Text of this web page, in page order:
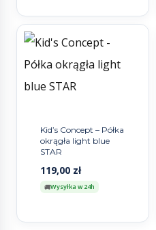
Kid’s Concept – Półka
okrągła light blue
STAR
119,00 zł
Wysyłka w 24h